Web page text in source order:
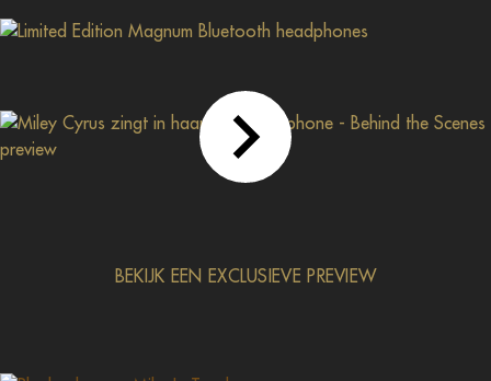
BEKIJK EEN EXCLUSIEVE PREVIEW